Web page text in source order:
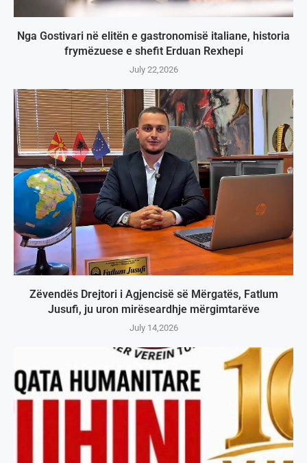
Nga Gostivari në elitën e gastronomisë italiane, historia
frymëzuese e shefit Erduan Rexhepi
July 22,2026
Zëvendës Drejtori i Agjencisë së Mërgatës, Fatlum
Jusufi, ju uron mirëseardhje mërgimtarëve
July 14,2026